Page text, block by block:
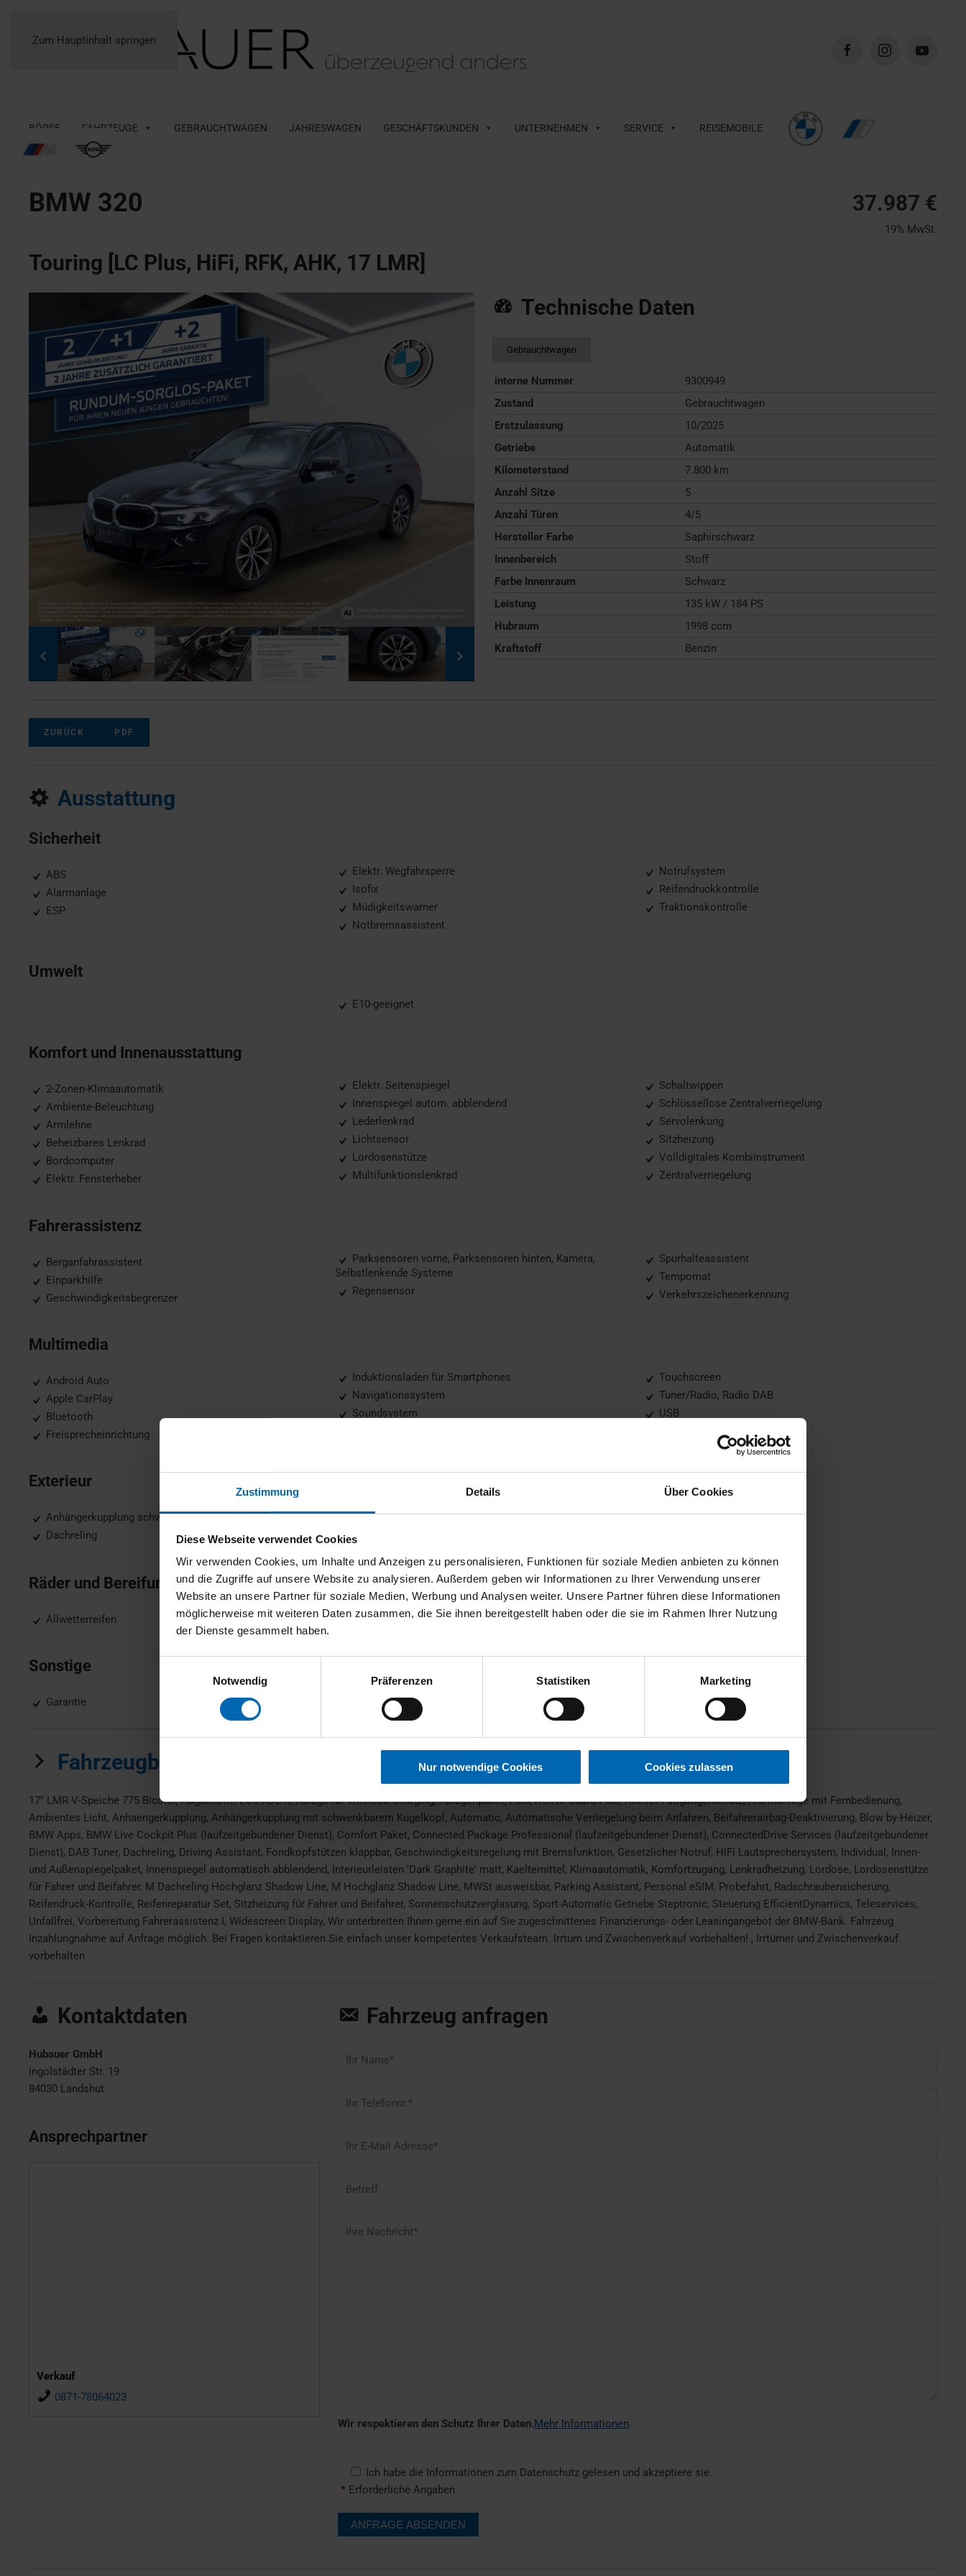
Zustimmung Details Über Cookies
Diese Webseite verwendet Cookies
Wir verwenden Cookies, um Inhalte und Anzeigen zu personalisieren, Funktionen für soziale Medien anbieten zu können
und die Zugriffe auf unsere Website zu analysieren. Außerdem geben wir Informationen zu Ihrer Verwendung unserer
Website an unsere Partner für soziale Medien, Werbung und Analysen weiter. Unsere Partner führen diese Informationen
möglicherweise mit weiteren Daten zusammen, die Sie ihnen bereitgestellt haben oder die sie im Rahmen Ihrer Nutzung
der Dienste gesammelt haben.
Notwendig
Präferenzen Statistiken Marketing
Nur notwendige Cookies Cookies zulassen
Zum Hauptinhalt springen
BÖRSE FAHRZEUGE GEBRAUCHTWAGEN JAHRESWAGEN GESCHÄFTSKUNDEN UNTERNEHMEN SERVICE REISEMOBILE
BMW 320
Touring [LC Plus, HiFi, RFK, AHK, 17 LMR]
37.987 €
19% MwSt.
Technische Daten
Gebrauchtwagen
interne Nummer
9300949
Zustand
Gebrauchtwagen
Erstzulassung
10/2025
Getriebe
Automatik
Kilometerstand
7.800 km
Anzahl Sitze
5
Anzahl Türen
4/5
Hersteller Farbe
Saphirschwarz
Innenbereich
Stoff
Farbe Innenraum
Schwarz
Leistung
135 kW / 184 PS
Hubraum
1998 ccm
Kraftstoff
Benzin
ZURÜCK PDF
Ausstattung
Sicherheit
ABS
Alarmanlage
ESP
Elektr. Wegfahrsperre
Isofix
Müdigkeitswarner
Notbremsassistent
Notrufsystem
Reifendruckkontrolle
Traktionskontrolle
Umwelt
E10-geeignet
Komfort und Innenausstattung
2-Zonen-Klimaautomatik
Ambiente-Beleuchtung
Armlehne
Beheizbares Lenkrad
Bordcomputer
Elektr. Fensterheber
Elektr. Seitenspiegel
Innenspiegel autom. abblendend
Lederlenkrad
Lichtsensor
Lordosenstütze
Multifunktionslenkrad
Schaltwippen
Schlüssellose Zentralverriegelung
Servolenkung
Sitzheizung
Volldigitales Kombiinstrument
Zentralverriegelung
Fahrerassistenz
Berganfahrassistent
Einparkhilfe
Geschwindigkeitsbegrenzer
Parksensoren vorne, Parksensoren hinten, Kamera,
Selbstlenkende Systeme
Regensensor
Spurhalteassistent
Tempomat
Verkehrszeichenerkennung
Multimedia
Android Auto
Apple CarPlay
Bluetooth
Freisprecheinrichtung
Induktionsladen für Smartphones
Navigationssystem
Soundsystem
Touchscreen
Tuner/Radio, Radio DAB
USB
Exterieur
Anhängerkupplung schwenkbar, Anhängerkupplung fest
Dachreling
Elektr. Heckklappe
Metallic
Räder und Bereifung
Allwetterreifen Leichtmetallfelgen
Sonstige
Garantie HU neu Scheckheftgepflegt
Fahrzeugbeschreibung
17'' LMR V-Speiche 775 Bicolor, Abgasnorm EU6 RDE II, Ablage für Wireless Charging, Ablagenpaket, ABS, Active Guard Plus, Aktiver Fußgängerschutz, Alarmanlage mit Fernbedienung,
Ambientes Licht, Anhaengerkupplung, Anhängerkupplung mit schwenkbarem Kugelkopf, Automatic, Automatische Verriegelung beim Anfahren, Beifahrerairbag-Deaktivierung, Blow by-Heizer,
BMW Apps, BMW Live Cockpit Plus (laufzeitgebundener Dienst), Comfort Paket, Connected Package Professional (laufzeitgebundener Dienst), ConnectedDrive Services (laufzeitgebundener
Dienst), DAB Tuner, Dachreling, Driving Assistant, Fondkopfstützen klappbar, Geschwindigkeitsregelung mit Bremsfunktion, Gesetzlicher Notruf, HiFi Lautsprechersystem, Individual, Innen-
und Außenspiegelpaket, Innenspiegel automatisch abblendend, Interieurleisten 'Dark Graphite' matt, Kaeltemittel, Klimaautomatik, Komfortzugang, Lenkradheizung, Lordose, Lordosenstütze
für Fahrer und Beifahrer, M Dachreling Hochglanz Shadow Line, M Hochglanz Shadow Line, MWSt ausweisbar, Parking Assistant, Personal eSIM, Probefahrt, Radschraubensicherung,
Reifendruck-Kontrolle, Reifenreparatur Set, Sitzheizung für Fahrer und Beifahrer, Sonnenschutzverglasung, Sport-Automatic Getriebe Steptronic, Steuerung EfficientDynamics, Teleservices,
Unfallfrei, Vorbereitung Fahrerassistenz I, Widescreen Display, Wir unterbreiten Ihnen gerne ein auf Sie zugeschnittenes Finanzierungs- oder Leasingangebot der BMW-Bank. Fahrzeug
Inzahlungnahme auf Anfrage möglich. Bei Fragen kontaktieren Sie einfach unser kompetentes Verkaufsteam. Irrtum und Zwischenverkauf vorbehalten! , Irrtümer und Zwischenverkauf
vorbehalten
Kontaktdaten
Hubauer GmbH
Ingolstädter Str. 19
84030 Landshut
Ansprechpartner
Verkauf
0871-78064023
Fahrzeug anfragen
Wir respektieren den Schutz Ihrer Daten.Mehr Informationen.
Ich habe die Informationen zum Datenschutz gelesen und akzeptiere sie.
*Erforderliche Angaben